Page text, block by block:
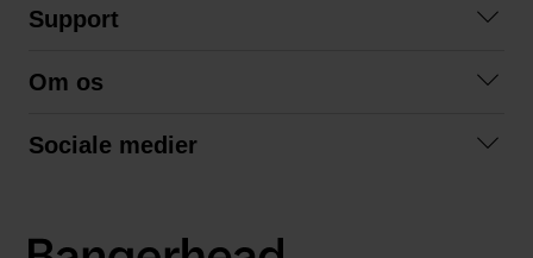
Support
Betingelser
Om os
Sociale medier